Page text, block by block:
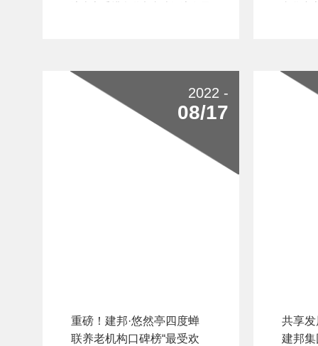
2022 -
08/17
重磅！建邦·悠然亭四度蝉
联养老机构口碑榜“最受欢
共享
建邦